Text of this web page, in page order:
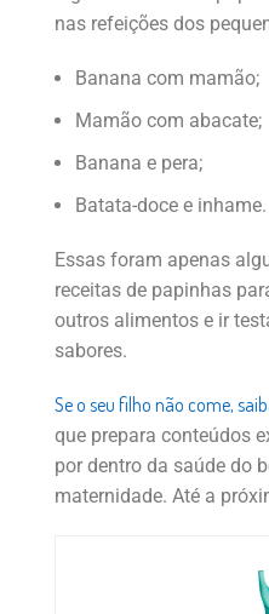
nas refeições dos
Banana com mamão;
Mamão com abacate;
Banana e pera;
Batata-doce e inhame.
Essas foram apenas
receitas de papinhas
outros alimentos e ir
sabores.
Se o seu filho não come,
que prepara conteúdos
por dentro da saúde do
maternidade. Até a